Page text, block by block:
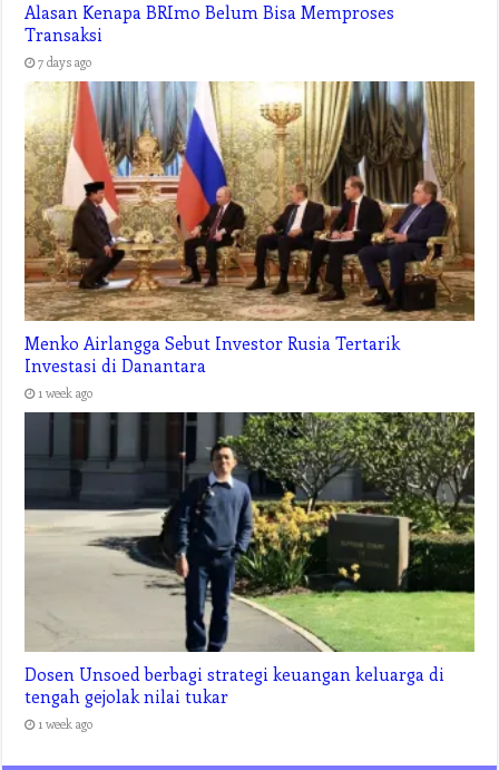
Alasan Kenapa BRImo Belum Bisa Memproses
Transaksi
7 days ago
Menko Airlangga Sebut Investor Rusia Tertarik
Investasi di Danantara
1 week ago
Dosen Unsoed berbagi strategi keuangan keluarga di
tengah gejolak nilai tukar
1 week ago